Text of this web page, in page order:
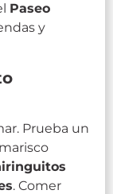
Paseo
y
Prueba un
. Comer